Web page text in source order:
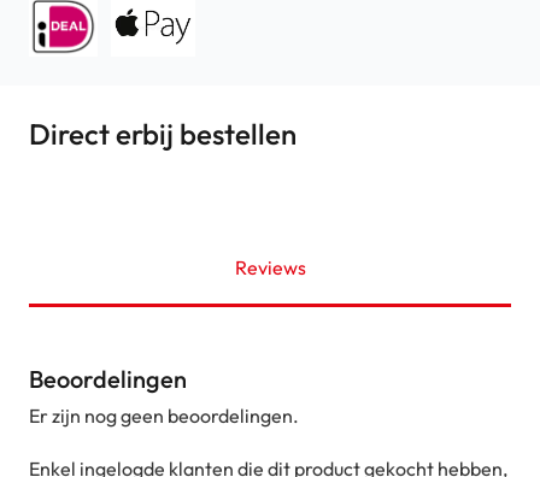
Direct erbij bestellen
Reviews
Beoordelingen
Er zijn nog geen beoordelingen.
Enkel ingelogde klanten die dit product gekocht hebben,